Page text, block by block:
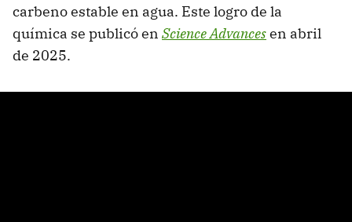
carbeno estable en agua. Este logro de la
química se publicó en Science Advancesen abril
de 2025.